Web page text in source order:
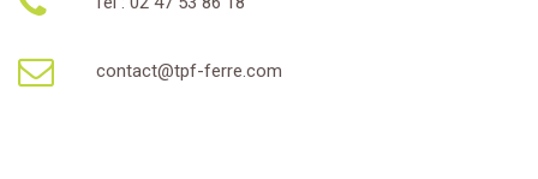
contact@tpf-ferre.com